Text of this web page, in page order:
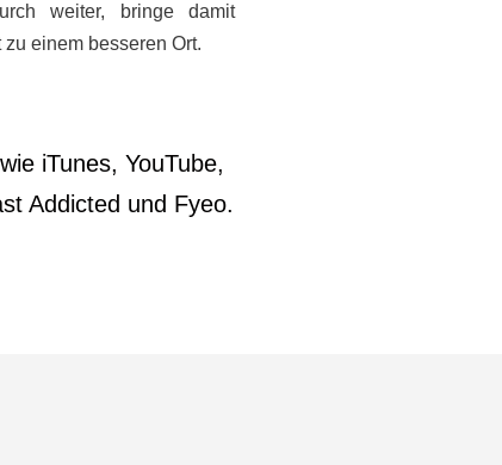
weiter, bringe damit
einem besseren Ort.
iTunes, YouTube,
Addicted und Fyeo.